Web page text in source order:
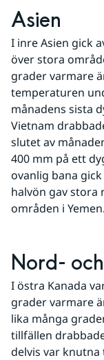
Asien
I inre Asien gick
över stora
grader varmare
temperaturen
månadens sista
Vietnam
slutet av
400 mm på ett
ovanlig bana
halvön gav stora
områden i Yemen.
Nord-
I östra Kanada
grader varmare
lika många
tillfällen
delvis var knutna